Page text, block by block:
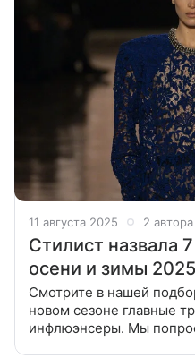
11 августа 2025 2 автора
Стилист назвала
осени и зимы
Смотрите в нашей
новом сезоне главные
инфлюэнсеры. Мы